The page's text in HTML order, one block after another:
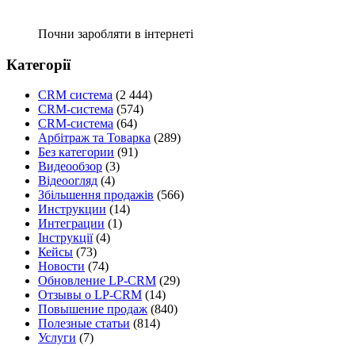
Почни заробляти в інтернеті
Категорії
CRM система (2 444)
CRM-система (574)
CRM-система (64)
Арбітраж та Товарка (289)
Без категории (91)
Видеообзор (3)
Відеоогляд (4)
Збільшення продажів (566)
Инструкции (14)
Интеграции (1)
Інструкції(4)
Кейсы (73)
Новости (74)
Обновление LP-CRM (29)
Отзывы о LP-CRM (14)
Повышение продаж (840)
Полезные статьи (814)
Услуги (7)